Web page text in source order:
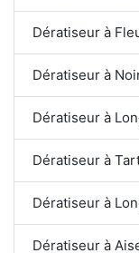
Dératiseur à
Dératiseur à
Dératiseur à
Dératiseur à
Dératiseur à
Dératiseur à